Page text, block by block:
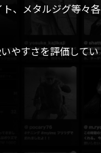
、メタルジグ等々各
やすさを評価してい